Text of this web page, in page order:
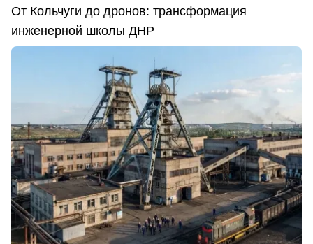
От Кольчуги до дронов: трансформация
инженерной школы ДНР